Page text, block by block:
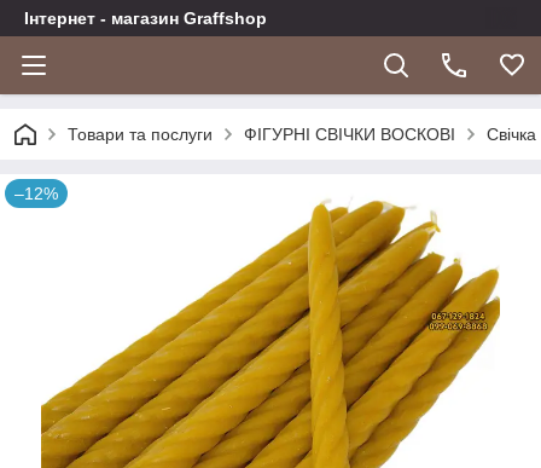
Інтернет - магазин Graffshop
Товари та послуги ФІГУРНІ СВІЧКИ ВОСКОВІ
–12%